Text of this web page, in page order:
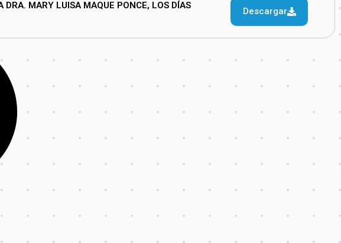
MARY LUISA MAQUE PONCE, LOS DÍAS
Descargar